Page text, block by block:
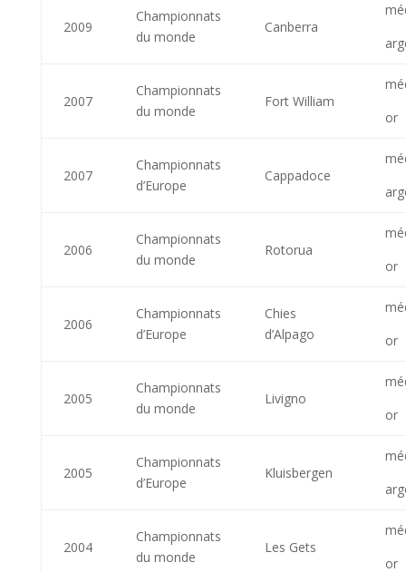
2009
Championnats
du monde
Canberra
2007
Championnats
du monde
Fort William
or
2007
Championnats
d’Europe
Cappadoce
2006
Championnats
du monde
Rotorua
or
2006
Championnats
d’Europe
Chies
d’Alpago
or
2005
Championnats
du monde
Livigno
or
2005
Championnats
d’Europe
Kluisbergen
2004
Championnats
du monde
Les Gets
or